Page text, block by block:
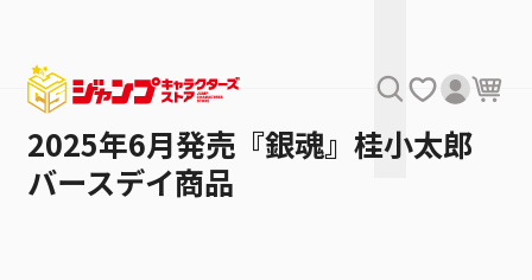
2025年6月発売『銀魂』桂小太郎
バースデイ商品